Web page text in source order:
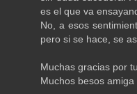
es el que va
No, a esos
pero si se hace, se
Muchas gracias por
Muchos besos amiga